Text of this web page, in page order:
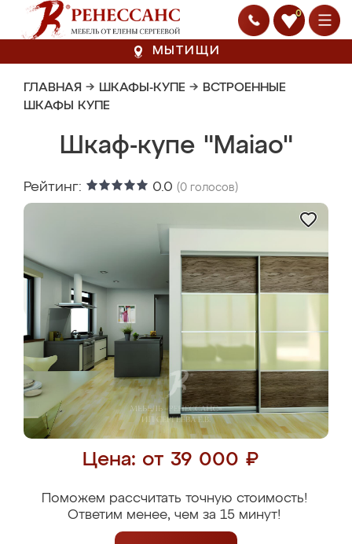
0
МЫТИЩИ
ГЛАВНАЯ → ШКАФЫ-КУПЕ → ВСТРОЕННЫЕ
ШКАФЫ КУПЕ
Шкаф-купе "Maiao"
Рейтинг: 0.0 (0 голосов)
Цена: от 39 000 ₽
Поможем рассчитать точную стоимость!
Ответим менее, чем за 15 минут!